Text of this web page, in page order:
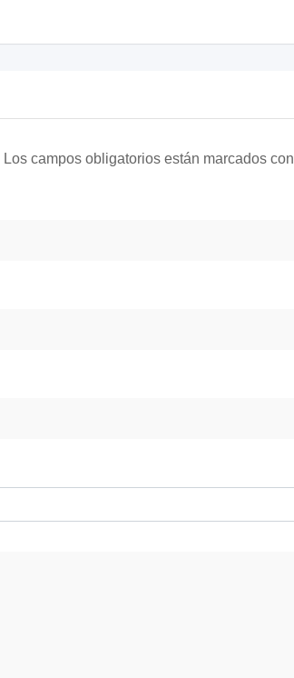
Los campos obligatorios están marcados con